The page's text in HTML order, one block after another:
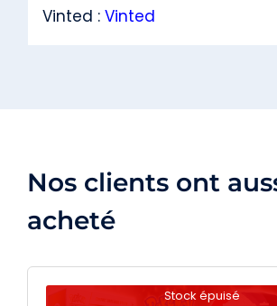
Vinted : Vinted
Nos clients ont
acheté
Stock épuisé